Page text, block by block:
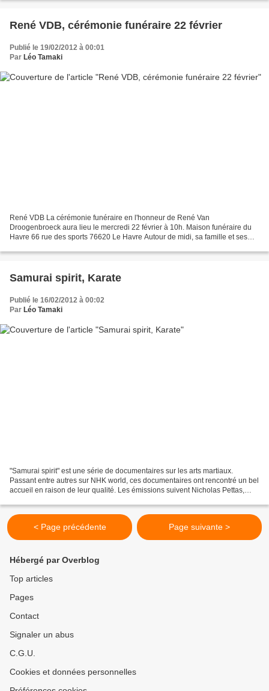
René VDB, cérémonie funéraire 22 février
Publié le 19/02/2012 à 00:01
Par Léo Tamaki
René VDB La cérémonie funéraire en l'honneur de René Van
Droogenbroeck aura lieu le mercredi 22 février à 10h. Maison funéraire du
Havre 66 rue des sports 76620 Le Havre Autour de midi, sa famille et ses
Samurai spirit, Karate
Publié le 16/02/2012 à 00:02
Par Léo Tamaki
"Samurai spirit" est une série de documentaires sur les arts martiaux.
Passant entre autres sur NHK world, ces documentaires ont rencontré un bel
accueil en raison de leur qualité. Les émissions suivent Nicholas Pettas,
< Page précédente Page suivante >
Hébergé par Overblog
Top articles
Pages
Contact
Signaler un abus
C.G.U.
Cookies et données personnelles